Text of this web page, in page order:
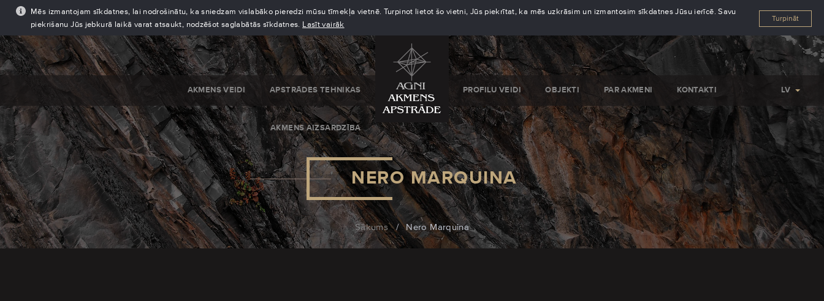
Mēs izmantojam sīkdatnes, lai nodrošinātu, ka sniedzam vislabāko pieredzi mūsu tīmekļa vietnē. Turpinot lietot šo vietni, Jūs piekrītat, ka mēs uzkrāsim un izmantosim sīkdatnes Jūsu ierīcē. Savu
piekrišanu Jūs jebkurā laikā varat atsaukt, nodzēšot saglabātās sīkdatnes. Lasīt vairāk
Turpināt
AKMENS VEIDI APSTRĀDES TEHNIKAS
AKMENS AIZSARDZĪBA
PROFILU VEIDI OBJEKTI PAR AKMENI KONTAKTI LV
NERO MARQUINA
Sākums / Nero Marquina